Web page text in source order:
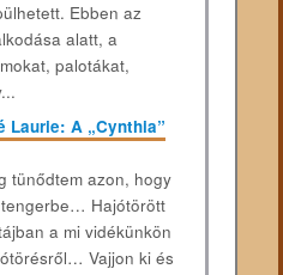
Ebben az
alatt, a
palotákat,
Laurie: A „Cynthia”
tünődtem azon, hogy
Hajótörött
a mi vidékünkön
Vajjon ki és